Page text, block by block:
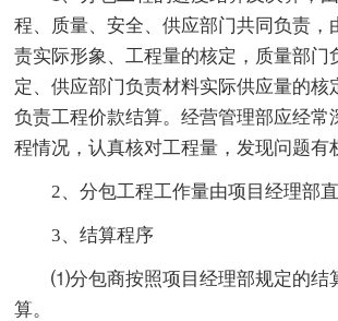
程、质量、安全、供应部门共同负责，
责实际形象、工程量的核定，质量部门
定、供应部门负责材料实际供应量的核
负责工程价款结算。经营管理部应经常
程情况，认真核对工程量，发现问题有
2、分包工程工作量由项目经理部直
3、结算程序
⑴分包商按照项目经理部规定的结
算。